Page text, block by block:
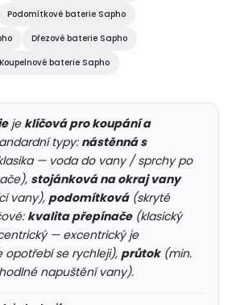
Podomítkové baterie Sapho
Dřezové baterie Sapho
Koupelnové baterie Sapho
je klíčová pro koupání a
typy: nástěnná s
— voda do vany / sprchy po
stojánková na okraj vany
vany), podomítková(skryté
kvalita přepínače(klasický
— excentrický je
opotřebí se rychleji), průtok(min.
napuštění vany).